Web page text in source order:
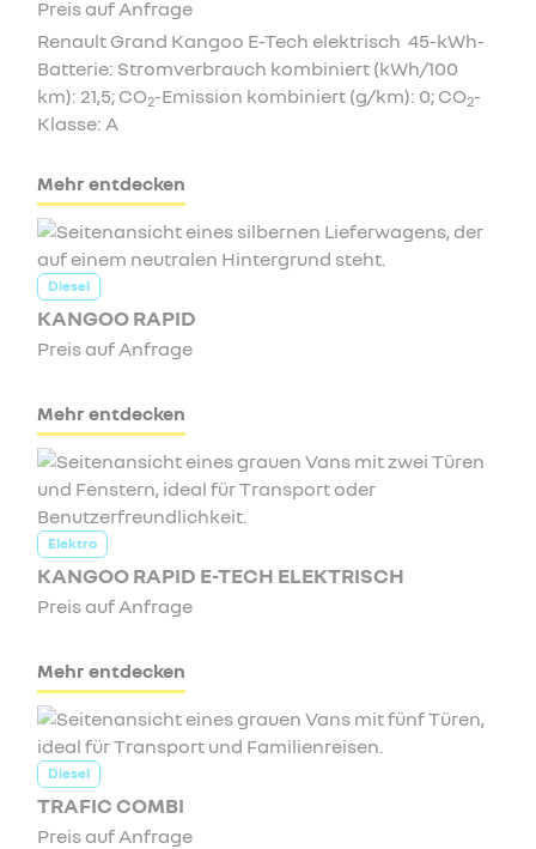
Preis auf Anfrage
Renault Grand Kangoo E-Tech elektrisch 45-kWh-
Batterie: Stromverbrauch kombiniert (kWh/100
km): 21,5; CO2-Emission kombiniert (g/km): 0; CO2-
Klasse: A
Mehr entdecken
Diesel
KANGOO RAPID
Preis auf Anfrage
Mehr entdecken
Elektro
KANGOO RAPID E-TECH ELEKTRISCH
Preis auf Anfrage
Mehr entdecken
Diesel
TRAFIC COMBI
Preis auf Anfrage